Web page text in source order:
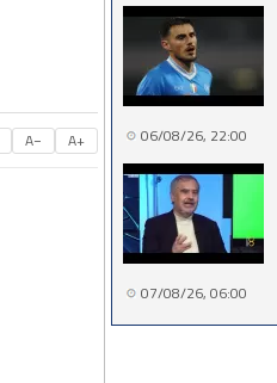
A− A+ 06/08/26, 22:00
07/08/26, 06:00